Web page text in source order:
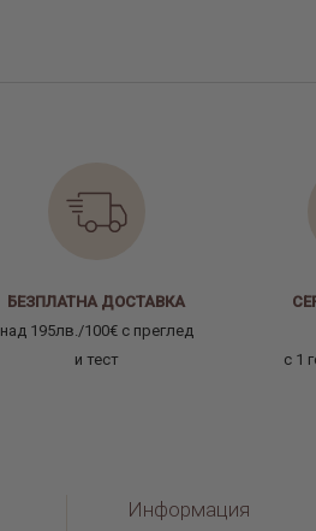
БЕЗПЛАТНА ДОСТАВКА
над 195лв./100€ с преглед
и тест
с 1
Информация